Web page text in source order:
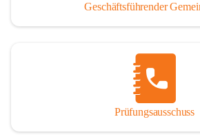
Geschäftsführender
Prüfungsausschuss